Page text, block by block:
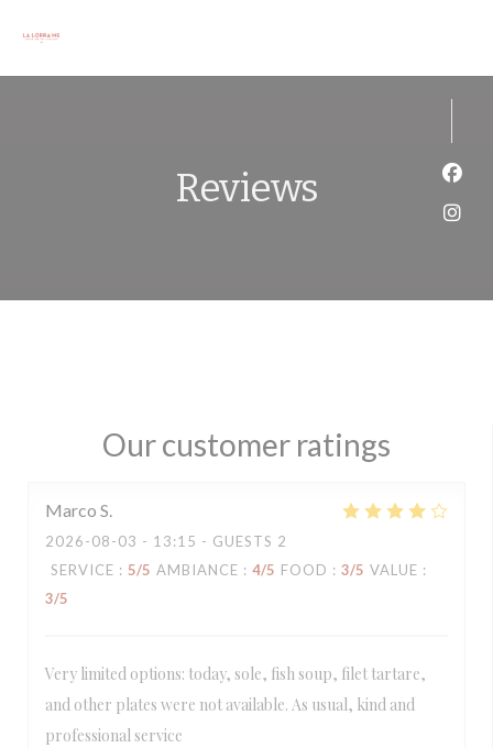
Reviews
Our customer ratings
Marco S
2026-08-03 - 13:15 - GUESTS 2
SERVICE : 5/5 AMBIANCE : 4/5 FOOD : 3/5 VALUE :
3/5
Very limited options: today, sole, fish soup, filet tartare,
and other plates were not available. As usual, kind and
professional service